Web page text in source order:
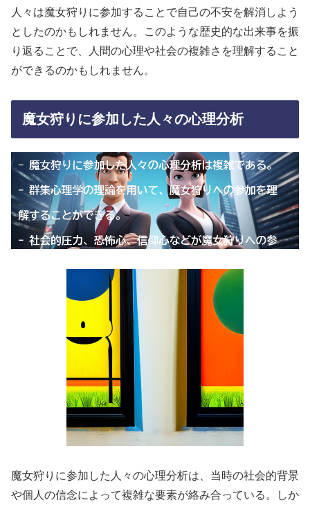
人々は魔女狩りに参加することで自己の不安を解消しよう
としたのかもしれません。このような歴史的な出来事を振
り返ることで、人間の心理や社会の複雑さを理解すること
ができるのかもしれません。
魔女狩りに参加した人々の心理分析
魔女狩りに参加した人々の心理分析は、当時の社会的背景
や個人の信念によって複雑な要素が絡み合っている。しか